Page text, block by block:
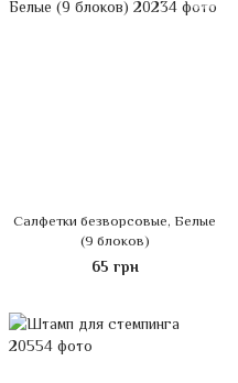
Салфетки безворсовые, Белые
(9 блоков)
65 грн